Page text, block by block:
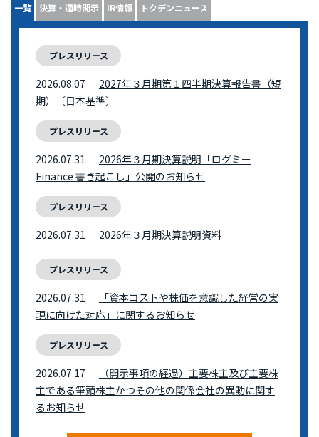
一覧 決算・適時開示 IR情報 トクデンニュース
プレスリリース
2026.08.07
2027年３月期第１四半期決算報告書（短
期）〔日本基準〕
プレスリリース
2026.07.31
2026年３月期決算説明「ログミー
Finance 書き起こし」公開のお知らせ
プレスリリース
2026.07.31 2026年３月期決算説明資料
プレスリリース
2026.07.31
「資本コストや株価を意識した経営の実
現に向けた対応」に関するお知らせ
プレスリリース
2026.07.17
（開示事項の経過）主要株主及び主要株
主である筆頭株主かつその他の関係会社の異動に関す
るお知らせ